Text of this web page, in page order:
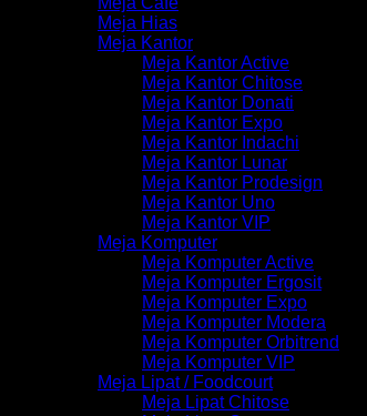
Meja Hias
Meja Kantor
Meja Kantor Active
Meja Kantor Chitose
Meja Kantor Donati
Meja Kantor Expo
Meja Kantor Indachi
Meja Kantor Lunar
Meja Kantor Prodesign
Meja Kantor Uno
Meja Kantor VIP
Meja Komputer
Meja Komputer Active
Meja Komputer Ergosit
Meja Komputer Expo
Meja Komputer Modera
Meja Komputer Orbitrend
Meja Komputer VIP
Meja Lipat / Foodcourt
Meja Lipat Chitose